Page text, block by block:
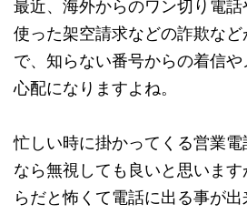
最近、海外からのワン切り電
使った架空請求などの詐欺な
で、知らない番号からの着信
心配になりますよね。
忙しい時に掛かってくる営業
なら無視しても良いと思いま
らだと怖くて電話に出る事が